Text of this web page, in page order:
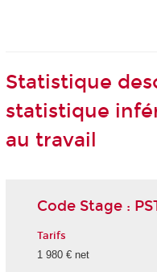
Statistique
statistique
au travail
Code Stage :
Tarifs
1 980 € net